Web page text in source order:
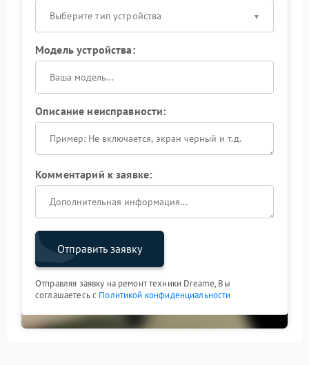
Выберите тип устройства
Модель устройства:
Описание неисправности:
Комментарий к заявке:
Отправить заявку
Отправляя заявку на ремонт техники Dreame, Вы
соглашаетесь с Политикой конфиденциальности